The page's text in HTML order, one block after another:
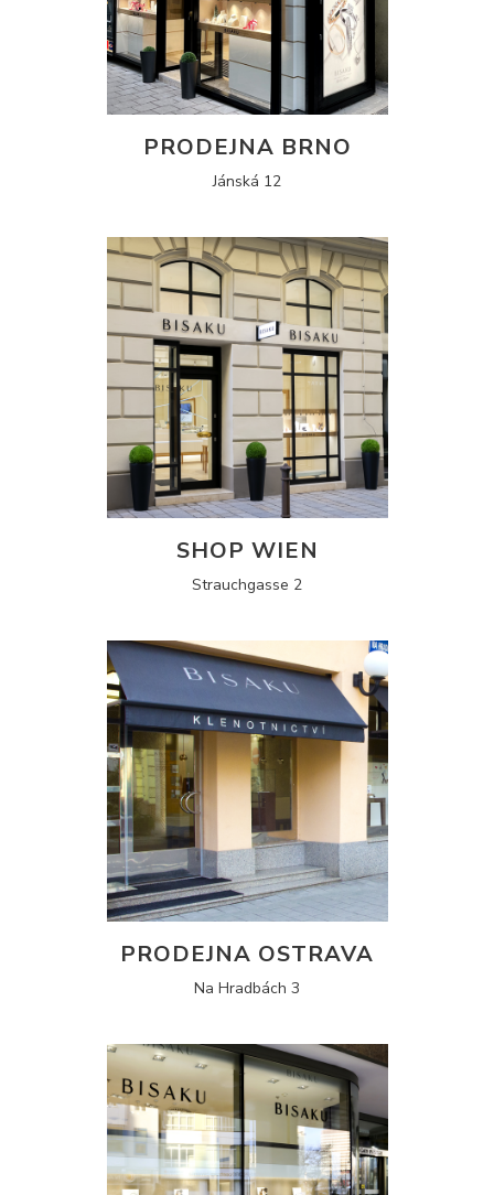
PRODEJNA BRNO
Jánská 12
SHOP WIEN
Strauchgasse 2
PRODEJNA OSTRAVA
Na Hradbách 3